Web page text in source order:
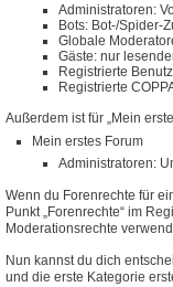
Administratoren:
Bots: Bot-/Spider-
Globale
Gäste: nur
Registrierte
Registrierte
Außerdem ist für „Mein
Mein erstes Forum
Administratoren:
Wenn du Forenrechte für
Punkt „Forenrechte“ im
Moderationsrechte
Nun kannst du dich
und die erste Kategorie